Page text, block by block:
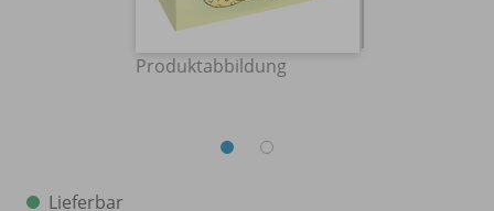
Produktabbildung
Lieferbar